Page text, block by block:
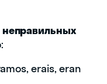
неправильных
erais, eran